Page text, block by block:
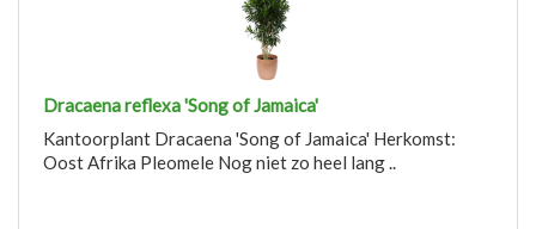
Dracaena reflexa 'Song of Jamaica'
Kantoorplant Dracaena 'Song of Jamaica' Herkomst:
Oost Afrika Pleomele Nog niet zo heel lang ..